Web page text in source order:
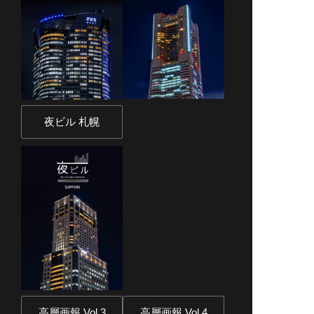
夜ビル 札幌